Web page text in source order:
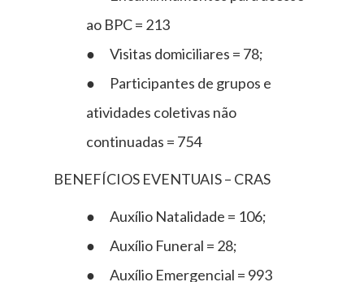
ao BPC = 213
● Visitas domiciliares = 78;
● Participantes de grupos e
atividades coletivas não
continuadas = 754
BENEFÍCIOS EVENTUAIS – CRAS
● Auxílio Natalidade = 106;
● Auxílio Funeral = 28;
● Auxílio Emergencial = 993